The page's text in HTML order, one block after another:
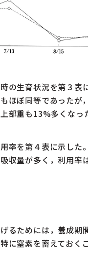
の生育状況を第３表
ほぼ同等であったが
部重も13%多くなっ
率を第４表に示した
収量が多く，利用率
るためには，養成期
に窒素を蓄えておく